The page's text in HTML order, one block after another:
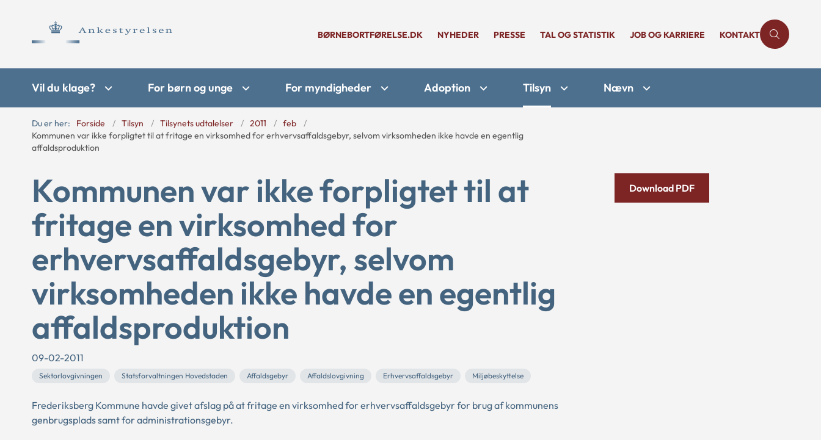
BØRNEBORTFØRELSE.DK NYHEDER PRESSE TAL OG STATISTIK JOB OG KARRIERE KONTAKT
Vil du klage? For børn og unge For myndigheder Adoption Tilsyn Nævn
Du er her: Forside Tilsyn Tilsynets udtalelser 2011
feb
Kommunen var ikke forpligtet til at fritage en virksomhed for erhvervsaffaldsgebyr, selvom virksomheden ikke havde en egentlig
affaldsproduktion
Kommunen var ikke forpligtet til at
fritage en virksomhed for
erhvervsaffaldsgebyr, selvom
virksomheden ikke havde en egentlig
affaldsproduktion
09-02-2011
Sektorlovgivningen Statsforvaltningen Hovedstaden Affaldsgebyr Affaldslovgivning Erhvervsaffaldsgebyr Miljøbeskyttelse
Frederiksberg Kommune havde givet afslag på at fritage en virksomhed for erhvervsaffaldsgebyr for brug af kommunens
genbrugsplads samt for administrationsgebyr.
Download PDF